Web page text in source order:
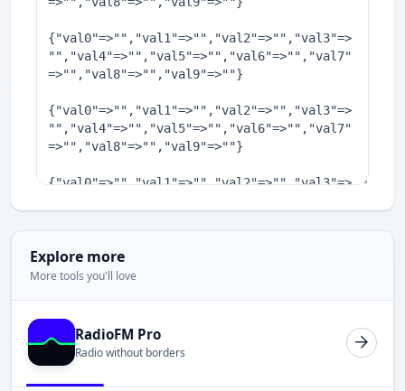
Explore more
More tools you'll love
RadioFM Pro
Radio without borders